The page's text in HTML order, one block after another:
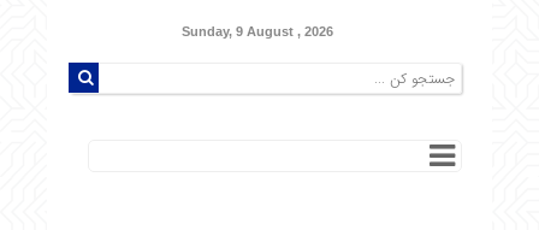
Sunday, 9 August , 2026